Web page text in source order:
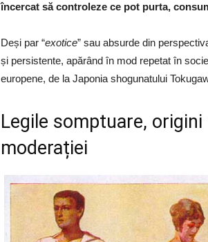
încercat să controleze ce pot purta,
Deși par “exotice” sau absurde din
și persistente, apărând în mod repetat în
europene, de la Japonia shogunatului
Legile somptuare,
moderației